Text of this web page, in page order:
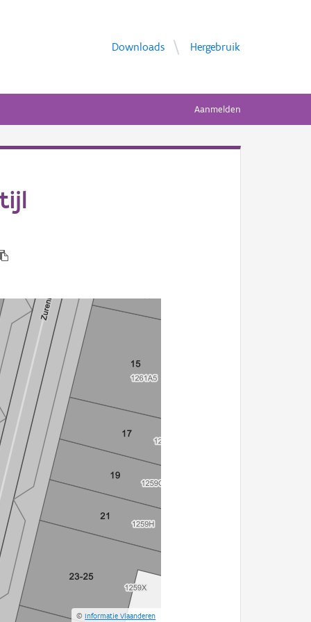
Downloads Hergebruik
Aanmelden
©Informatie Vlaanderen